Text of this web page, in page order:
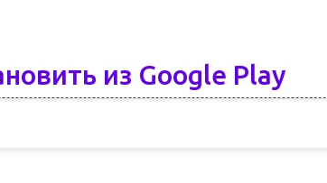
из Google Play